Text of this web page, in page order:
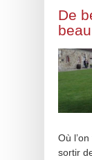
De
Où
sortir